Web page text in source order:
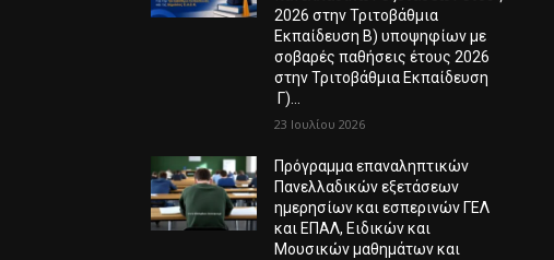
2026 στην Τριτοβάθμια
Εκπαίδευση Β) υποψηφίων με
σοβαρές παθήσεις έτους 2026
στην Τριτοβάθμια Εκπαίδευση
Γ)...
23 Ιουλίου 2026
Πρόγραμμα επαναληπτικών
Πανελλαδικών εξετάσεων
ημερησίων και εσπερινών ΓΕΛ
και ΕΠΑΛ, Ειδικών και
Μουσικών μαθημάτων και